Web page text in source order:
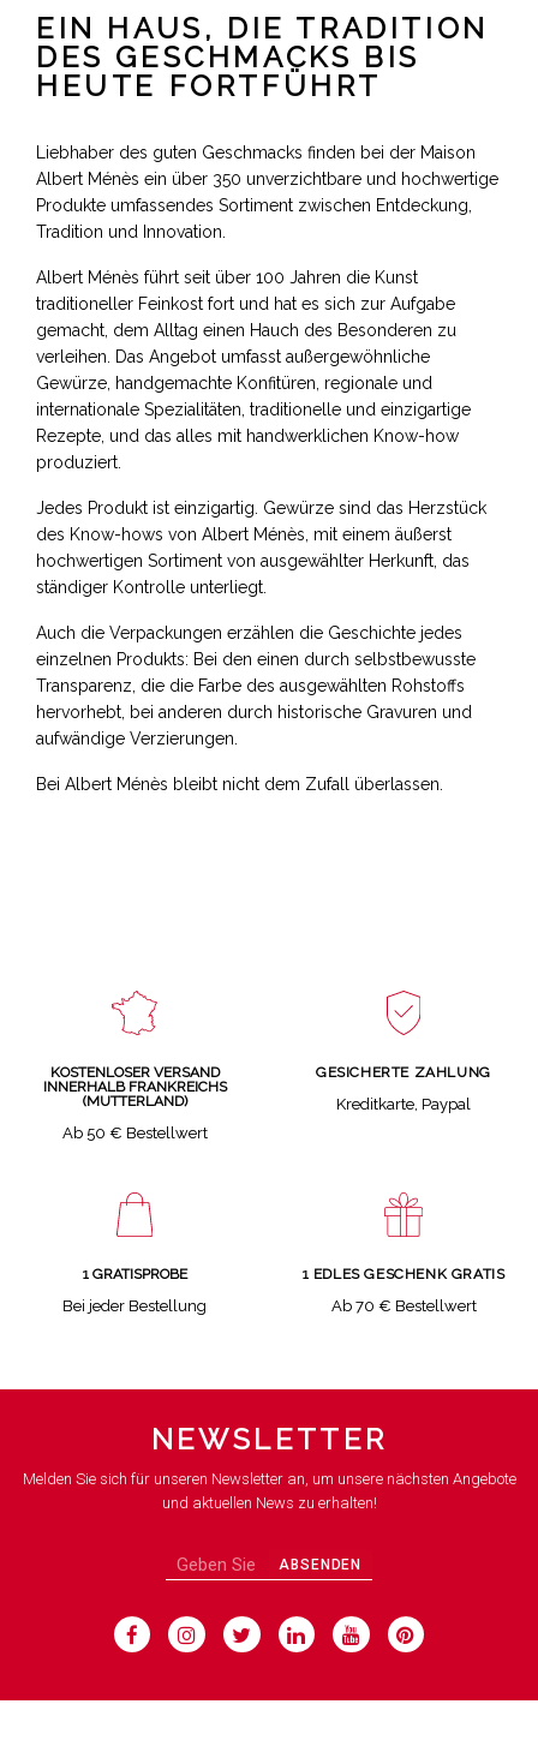
EIN HAUS, DIE TRADITION
DES GESCHMACKS BIS
HEUTE FORTFÜHRT
Liebhaber des guten Geschmacks finden bei der Maison
Albert Ménès ein über 350 unverzichtbare und hochwertige
Produkte umfassendes Sortiment zwischen Entdeckung,
Tradition und Innovation.
Albert Ménès führt seit über 100 Jahren die Kunst
traditioneller Feinkost fort und hat es sich zur Aufgabe
gemacht, dem Alltag einen Hauch des Besonderen zu
verleihen. Das Angebot umfasst außergewöhnliche
Gewürze, handgemachte Konfitüren, regionale und
internationale Spezialitäten, traditionelle und einzigartige
Rezepte, und das alles mit handwerklichen Know-how
produziert.
Jedes Produkt ist einzigartig. Gewürze sind das Herzstück
des Know-hows von Albert Ménès, mit einem äußerst
hochwertigen Sortiment von ausgewählter Herkunft, das
ständiger Kontrolle unterliegt.
Auch die Verpackungen erzählen die Geschichte jedes
einzelnen Produkts: Bei den einen durch selbstbewusste
Transparenz, die die Farbe des ausgewählten Rohstoffs
hervorhebt, bei anderen durch historische Gravuren und
aufwändige Verzierungen.
Bei Albert Ménès bleibt nicht dem Zufall überlassen.
KOSTENLOSER VERSAND
INNERHALB FRANKREICHS
(MUTTERLAND)
Ab 50 € Bestellwert
GESICHERTE ZAHLUNG
Kreditkarte, Paypal
1 GRATISPROBE
Bei jeder Bestellung
1 EDLES GESCHENK GRATIS
Ab 70 € Bestellwert
NEWSLETTER
Melden Sie sich für unseren Newsletter an, um unsere nächsten Angebote
und aktuellen News zu erhalten!
ABSENDEN